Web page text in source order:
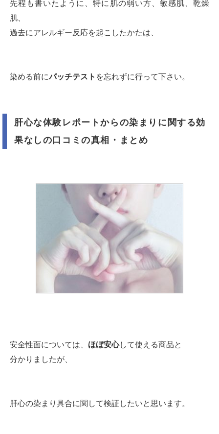
先程も書いたように、特に肌の弱い方、敏感肌、乾燥
肌、
過去にアレルギー反応を起こしたかたは、
染める前にパッチテスト を忘れずに行って下さい。
肝心な体験レポートからの染まりに関する効
果なしの口コミの真相・まとめ
安全性面については、 ほぼ安心して使える商品と
分かりましたが、
肝心の染まり具合に関して検証したいと思います。